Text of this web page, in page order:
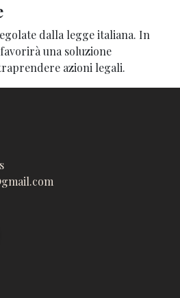
dalla legge italiana. In
una soluzione
azioni legali.